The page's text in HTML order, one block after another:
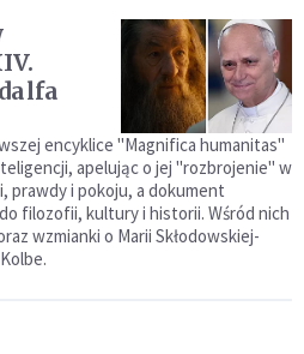
encyklice "Magnifica humanitas"
apelując o jej "rozbrojenie" w
prawdy i pokoju, a dokument
filozofii, kultury i historii. Wśród nich
wzmianki o Marii Skłodowskiej-